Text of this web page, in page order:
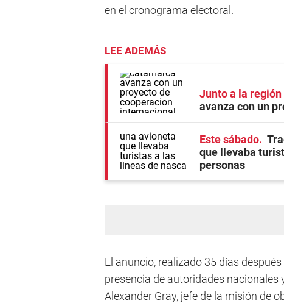
en el cronograma electoral.
LEE ADEMÁS
Junto a la
avanza con un
Este sábado
que llevaba
personas
El anuncio, realizado 35 días
presencia de autoridades
Alexander Gray, jefe de la misión de